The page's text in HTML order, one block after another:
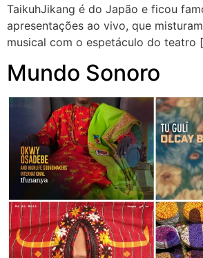
TaikuhJikang é do Japão e ficou
apresentações ao vivo, que
musical com o espetáculo do teatro
Mundo Sonoro